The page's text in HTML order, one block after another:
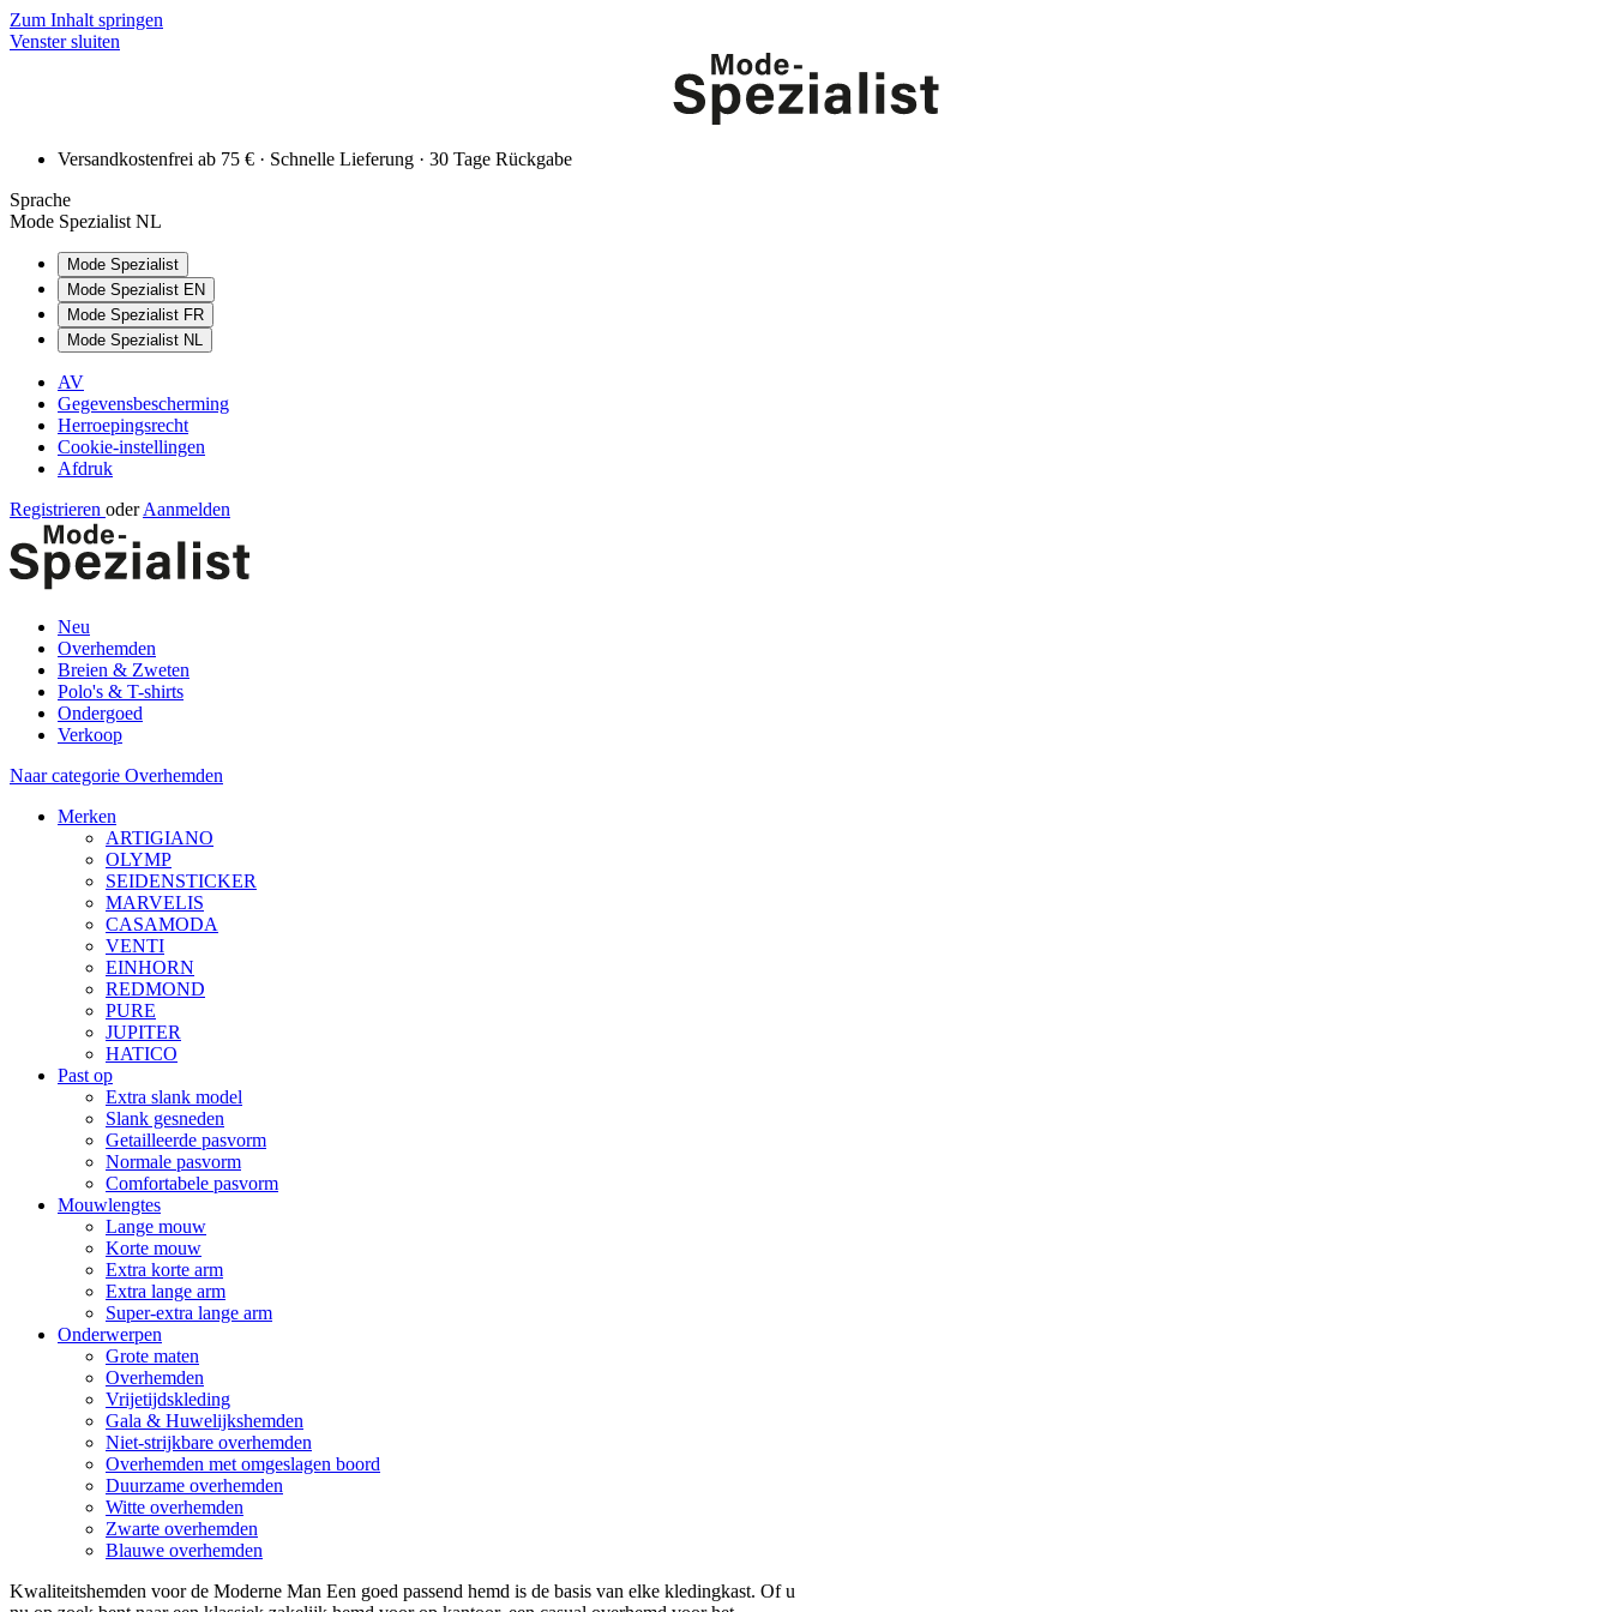
Zum Inhalt springen
Venster sluiten
Versandkostenfrei ab 75 € · Schnelle Lieferung · 30 Tage Rückgabe
Sprache
Mode Spezialist NL
Mode Spezialist
Mode Spezialist EN
Mode Spezialist FR
Mode Spezialist NL
AV
Gegevensbescherming
Herroepingsrecht
Cookie-instellingen
Afdruk
Registrieren oder Aanmelden
Neu
Overhemden
Breien & Zweten
Polo's & T-shirts
Ondergoed
Verkoop
Naar categorie Overhemden
Merken
ARTIGIANO
OLYMP
SEIDENSTICKER
MARVELIS
CASAMODA
VENTI
EINHORN
REDMOND
PURE
JUPITER
HATICO
Past op
Extra slank model
Slank gesneden
Getailleerde pasvorm
Normale pasvorm
Comfortabele pasvorm
Mouwlengtes
Lange mouw
Korte mouw
Extra korte arm
Extra lange arm
Super-extra lange arm
Onderwerpen
Grote maten
Overhemden
Vrijetijdskleding
Gala & Huwelijkshemden
Niet-strijkbare overhemden
Overhemden met omgeslagen boord
Duurzame overhemden
Witte overhemden
Zwarte overhemden
Blauwe overhemden
Kwaliteitshemden voor de Moderne Man Een goed passend hemd is de basis van elke kledingkast. Of u